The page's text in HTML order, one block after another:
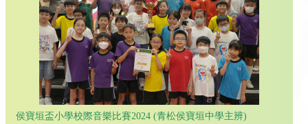
侯寶垣盃小學校際音樂比賽2024 (青松侯寶垣中學主辨)